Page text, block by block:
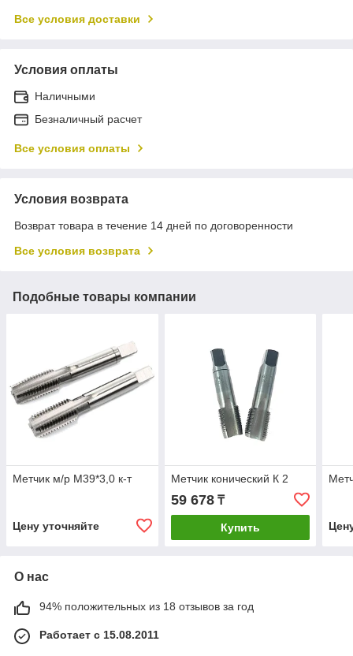
Все условия доставки
Условия оплаты
Наличными
Безналичный расчет
Все условия оплаты
Условия возврата
Возврат товара в течение 14 дней по договоренности
Все условия возврата
Подобные товары компании
Метчик м/р М39*3,0 к-т
Цену уточняйте
Метчик конический К 2
59 678₸
Купить
О нас
94% положительных из 18 отзывов за год
Работает с 15.08.2011